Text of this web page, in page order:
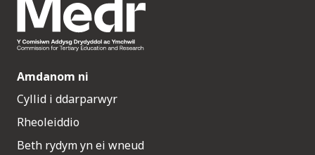
Amdanom ni
Cyllid i ddarparwyr
Rheoleiddio
Beth rydym yn ei wneud